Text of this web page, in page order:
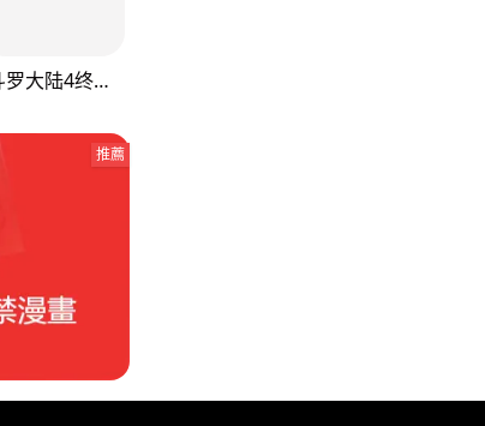
斗罗大陆4终极斗罗
推薦